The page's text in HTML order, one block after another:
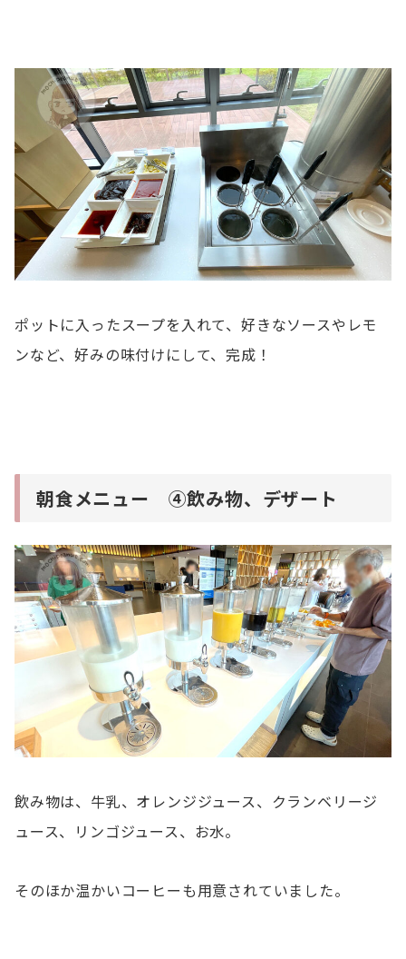
ポットに入ったスープを入れて、好きなソースやレモ
ンなど、好みの味付けにして、完成！
朝食メニュー ④飲み物、デザート
飲み物は、牛乳、オレンジジュース、クランベリージ
ュース、リンゴジュース、お水。
そのほか温かいコーヒーも用意されていました。